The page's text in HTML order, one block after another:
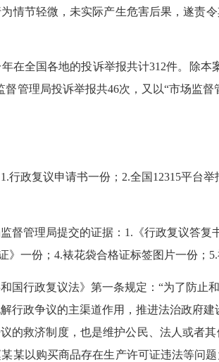
情节轻微，未实际产生危害后果，遂责
全国各地的投诉举报共计312件。除本
督管理局投诉举报共46次，又以“市场监
政复议申请书一份；2.全国12315平台举
管理局提交的证据：1.《行政复议答复
》一份；4.裱花袋合格证标签图片一份；
行政复议法》第一条规定：“为了防止
行政争议的主渠道作用，推进法治政府
的救济制度，也是维护公民、法人或者
某以购买商品存在生产许可证违法等问